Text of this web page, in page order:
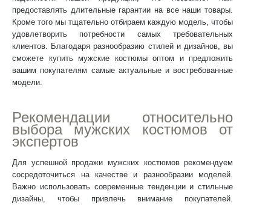
предоставлять длительные гарантии на все наши товары.
Кроме того мы тщательно отбираем каждую модель, чтобы
удовлетворить потребности самых требовательных
клиентов. Благодаря разнообразию стилей и дизайнов, вы
сможете купить мужские костюмы оптом и предложить
вашим покупателям самые актуальные и востребованные
модели.
Рекомендации относительно
выбора мужских костюмов от
экспертов
Для успешной продажи мужских костюмов рекомендуем
сосредоточиться на качестве и разнообразии моделей.
Важно использовать современные тенденции и стильные
дизайны, чтобы привлечь внимание покупателей.